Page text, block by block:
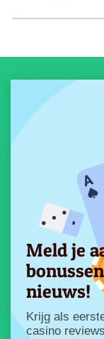
Meld je
nieuws!
Krijg als
casino